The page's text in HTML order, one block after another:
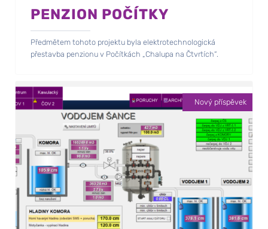
PENZION POČÍTKY
Předmětem tohoto projektu byla elektrotechnologická
přestavba penzionu v Počítkách „Chalupa na Čtvrtích“.
Nový příspěvek